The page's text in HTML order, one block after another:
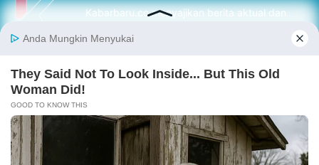
Kabarbaru.co menyajikan berita aktual dan
serta terverifikasi dari sumber yang tepat.
Follow Kabarbaru